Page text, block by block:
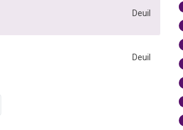
Deuil
Deuil